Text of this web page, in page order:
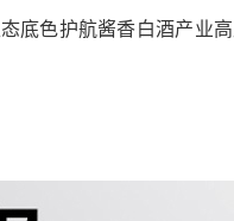
底色护航酱香白酒产业